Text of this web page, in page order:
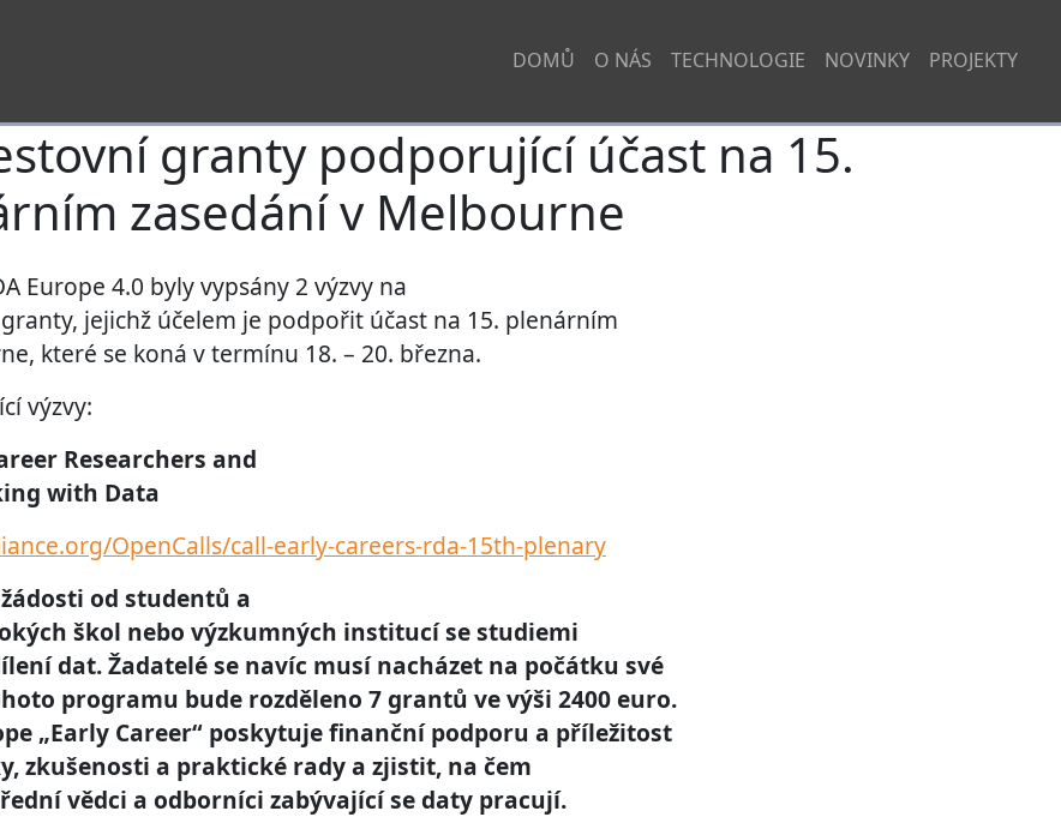
DOMŮ O NÁS TECHNOLOGIE NOVINKY PROJEKTY
granty podporující účast na 15.
zasedání v Melbourne
Europe 4.0 byly vypsány 2 výzvy na
jejichž účelem je podpořit účast na 15. plenárním
které se koná v termínu 18. – 20. března.
výzvy:
Researchers and
with Data
OpenCalls/call-early-careers-rda-15th-plenary
od studentů a
škol nebo výzkumných institucí se studiemi
dat. Žadatelé se navíc musí nacházet na počátku své
programu bude rozděleno 7 grantů ve výši 2400 euro.
„Early Career“ poskytuje finanční podporu a příležitost
zkušenosti a praktické rady a zjistit, na čem
vědci a odborníci zabývající se daty pracují.